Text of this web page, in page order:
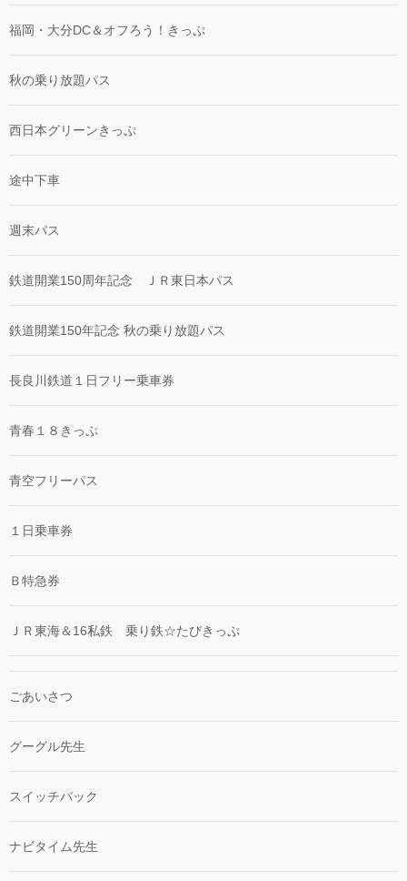
福岡・大分DC＆オフろう！きっぷ
秋の乗り放題パス
西日本グリーンきっぷ
途中下車
週末パス
鉄道開業150周年記念 ＪＲ東日本パス
鉄道開業150年記念 秋の乗り放題パス
長良川鉄道１日フリー乗車券
青春１８きっぷ
青空フリーパス
１日乗車券
Ｂ特急券
ＪＲ東海＆16私鉄 乗り鉄☆たびきっぷ
ごあいさつ
グーグル先生
スイッチバック
ナビタイム先生